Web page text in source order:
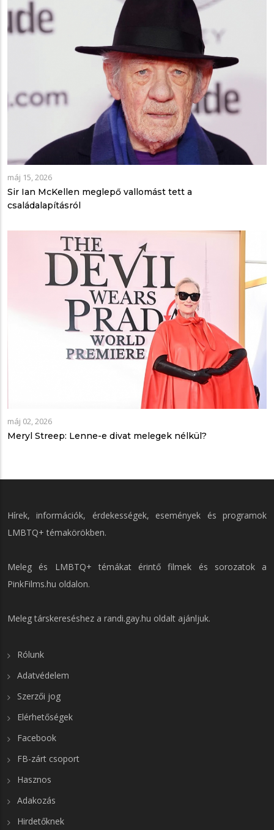
máj 15, 2026
Sir Ian McKellen meglepő vallomást tett a
családalapításról
máj 02, 2026
Meryl Streep: Lenne-e divat melegek nélkül?
Hírek, információk, érdekességek, események és programok
LMBTQ+ témakörökben.
Meleg és LMBTQ+ témákat érintő filmek és sorozatok a
PinkFilms.hu oldalon.
Meleg társkereséshez a randi.gay.hu oldalt ajánljuk.
Rólunk
Adatvédelem
Szerzői jog
Elérhetőségek
Facebook
FB-zárt csoport
Hasznos
Adakozás
Hirdetőknek